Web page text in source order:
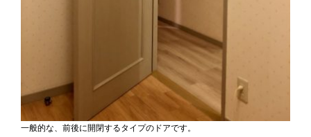
一般的な、前後に開閉するタイプのドアです。